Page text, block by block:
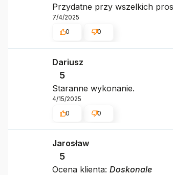
Przydatne przy wszelkich
7/4/2025
0
0
Dariusz
5
Staranne wykonanie.
4/15/2025
0
0
Jarosław
5
Ocena klienta: Doskonale